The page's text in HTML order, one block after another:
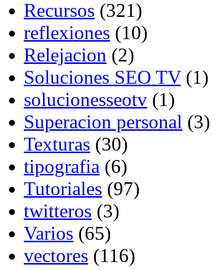
Recursos (321)
reflexiones (10)
Relejacion (2)
Soluciones SEO TV(1)
solucionesseotv (1)
Superacion personal (3)
Texturas (30)
tipografia (6)
Tutoriales (97)
twitteros (3)
Varios (65)
vectores (116)